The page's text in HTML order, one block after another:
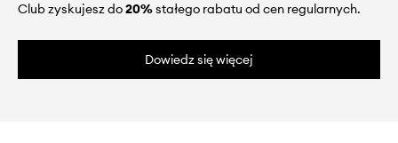
Club zyskujesz do20%stałego rabatu od cen regularnych.
Dowiedz się więcej